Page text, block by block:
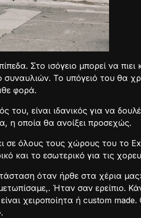
Στο ισόγειο μπορεί να
συναυλιών. Το υπόγειό του θα
φορά.
του, είναι ιδανικός για να
η οποία θα ανοίξει προσεχώς.
σε όλους τους χώρους του το
και το εσωτερικό για τις
όταν ήρθε στα χέρια
Ήταν σαν ερείπιο.
χειροποίητα ή custom